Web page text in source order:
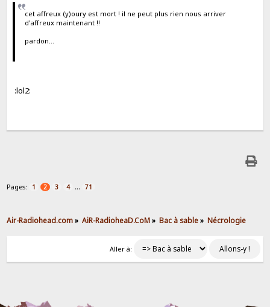
cet affreux (y)oury est mort ! il ne peut plus rien nous arriver
d'affreux maintenant !!
pardon...
:lol2:
Pages: 1 2 3 4 ... 71
Air-Radiohead.com» AiR-RadioheaD.CoM» Bac à sable» Nécrologie
Aller à: